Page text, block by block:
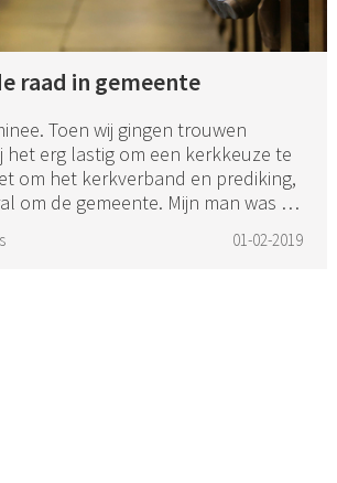
raad in gemeente
Toen wij gingen trouwen
het erg lastig om een kerkkeuze te
om het kerkverband en prediking,
om de gemeente. Mijn man was al
01-02-2019